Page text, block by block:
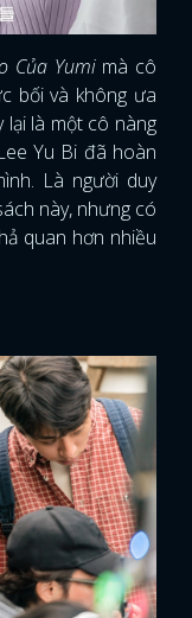
x
Của Yumi mà cô
bối và không ưa
lại là một cô nàng
Yu Bi đã hoàn
Là người duy
này, nhưng có
quan hơn nhiều